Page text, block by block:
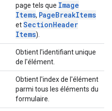
page tels que Image
Items, PageBreakItems
etSectionHeader
Items).
Obtient l'identifiant unique
de l'élément.
Obtient l'index de l'élément
parmi tous les éléments du
formulaire.